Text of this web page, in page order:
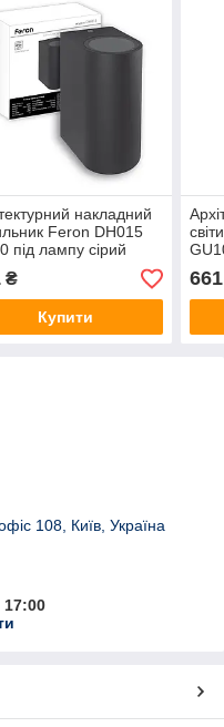
накладний
Feron DH015
під лампу сірий
₴
Купити
661
108, Київ, Україна
17:00